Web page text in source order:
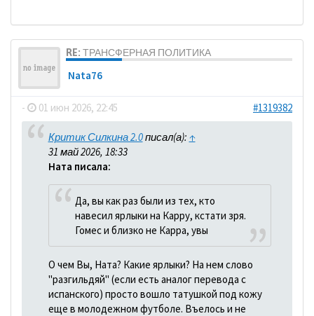
RE: ТРАНСФЕРНАЯ ПОЛИТИКА
Nata76
- 01 июн 2026, 22:45 #1319382
Критик Силкина 2.0писал(а): ↑
31 май 2026, 18:33
Ната писала:
Да, вы как раз были из тех, кто
навесил ярлыки на Карру, кстати зря.
Гомес и близко не Карра, увы
О чем Вы, Ната? Какие ярлыки? На нем слово
"разгильдяй" (если есть аналог перевода с
испанского) просто вошло татушкой под кожу
еще в молодежном футболе. Въелось и не